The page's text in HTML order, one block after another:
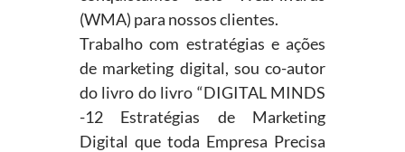
(WMA) para nossos clientes.
Trabalho com estratégias e ações
de marketing digital, sou co-autor
do livro do livro “DIGITAL MINDS
-12 Estratégias de Marketing
Digital que toda Empresa Precisa